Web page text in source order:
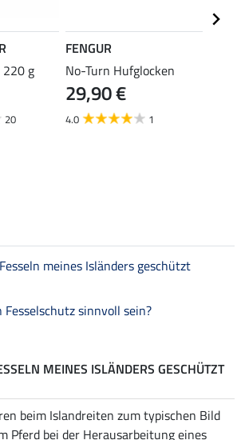
g
20
FENGUR
No-Turn Hufglocken
29,90 €
4.0 1
meines Isländers geschützt
sinnvoll sein?
MEINES ISLÄNDERS GESCHÜTZT
beim Islandreiten zum typischen Bild
Pferd bei der Herausarbeitung eines